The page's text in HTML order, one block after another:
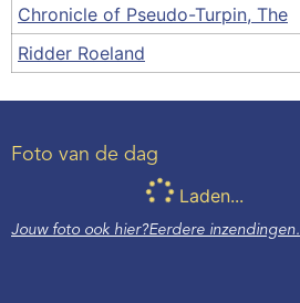
Chronicle of Pseudo-Turpin, The
Ridder Roeland
Foto van de dag
Laden...
Jouw foto ook hier?Eerdere inzendingen.